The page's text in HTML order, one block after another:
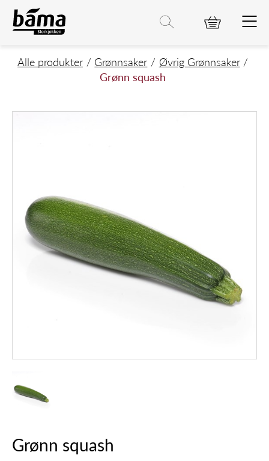
Grønn squash
Hovedinnhold
Hovedmeny
Hovedmeny
Alle produkter Grønnsaker
Øvrig Grønnsaker
Grønn squash
Grønn squash